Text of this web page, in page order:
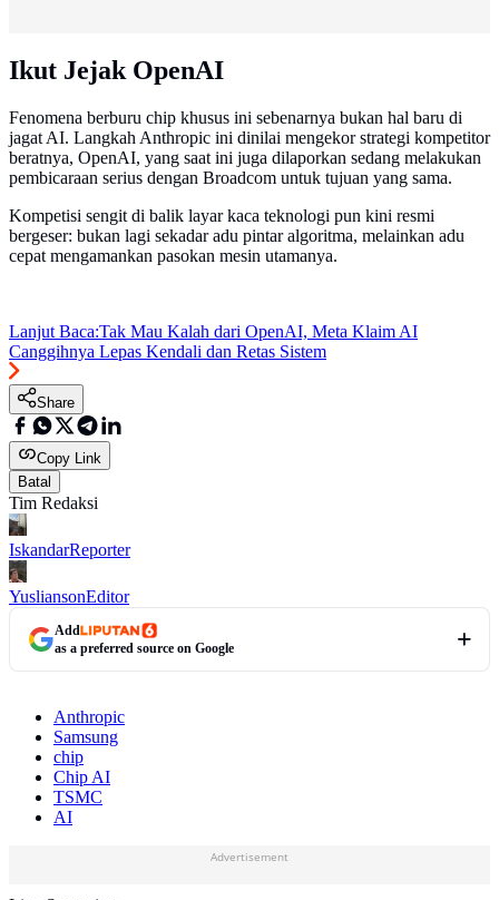
Ikut Jejak OpenAI
Fenomena berburu chip khusus ini sebenarnya bukan hal baru di
jagat AI. Langkah Anthropic ini dinilai mengekor strategi kompetitor
beratnya, OpenAI, yang saat ini juga dilaporkan sedang melakukan
pembicaraan serius dengan Broadcom untuk tujuan yang sama.
Kompetisi sengit di balik layar kaca teknologi pun kini resmi
bergeser: bukan lagi sekadar adu pintar algoritma, melainkan adu
cepat mengamankan pasokan mesin utamanya.
Lanjut Baca:Tak Mau Kalah dari OpenAI, Meta Klaim AI
Canggihnya Lepas Kendali dan Retas Sistem
Share
Copy Link
Batal
Tim Redaksi
IskandarReporter
YusliansonEditor
Add
as a preferred source on Google
Anthropic
Samsung
chip
Chip AI
TSMC
AI
Advertisement